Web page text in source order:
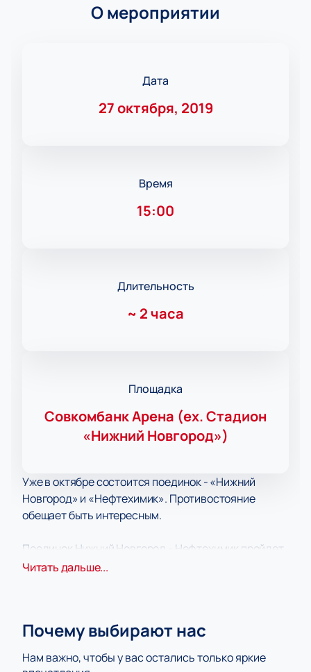
О мероприятии
Дата
27 октября, 2019
Время
15:00
Длительность
~ 2 часа
Площадка
Совкомбанк Арена (ex. Стадион
«Нижний Новгород»)
Уже в октябре состоится поединок - «Нижний
Новгород» и «Нефтехимик». Противостояние
обещает быть интересным.
Поединок Нижний Новгород - Нефтехимик пройдет
27 октября 2019 года на стадионе Нижний Новгород
Волгу. Является домашней ареной футбольного
качестве многофункционального спортивного
Читать дальше...
Почему выбирают нас
Нам важно, чтобы у вас остались только яркие